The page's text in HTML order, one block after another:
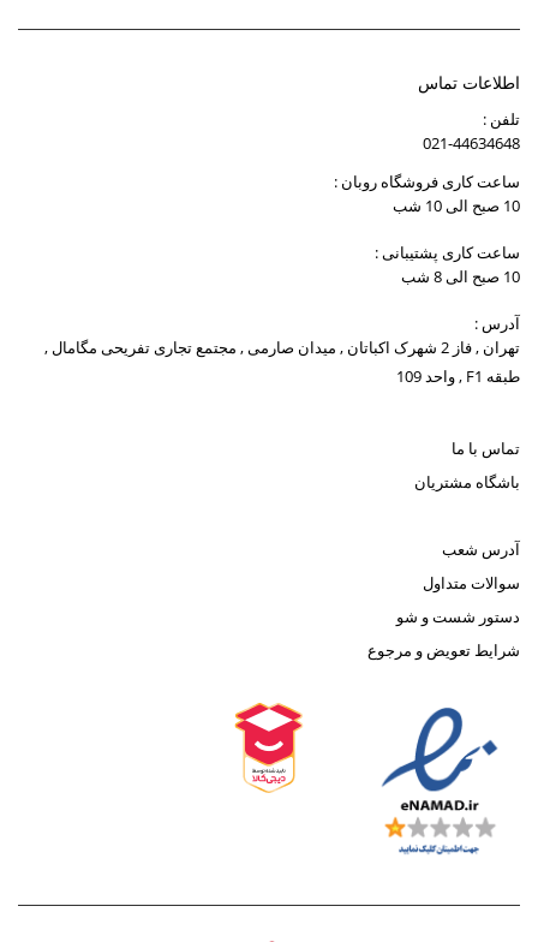
اطلاعات تماس
تلفن :
021-44634648
ساعت کاری فروشگاه روبان :
10 صبح الی 10 شب
ساعت کاری پشتیبانی :
10 صبح الی 8 شب
آدرس :
تهران , فاز 2 شهرک اکباتان , میدان صارمی , مجتمع تجاری تفریحی مگامال ,
طبقه F1 , واحد 109
تماس با ما
باشگاه مشتریان
آدرس شعب
سوالات متداول
دستور شست و شو
شرایط تعویض و مرجوع